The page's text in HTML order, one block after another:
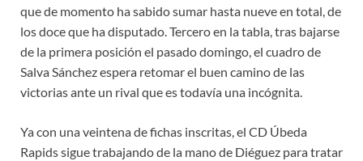
que de momento ha sabido sumar hasta nueve en total, de
los doce que ha disputado. Tercero en la tabla, tras bajarse
de la primera posición el pasado domingo, el cuadro de
Salva Sánchez espera retomar el buen camino de las
victorias ante un rival que es todavía una incógnita.
Ya con una veintena de fichas inscritas, el CD Úbeda
Rapids sigue trabajando de la mano de Diéguez para tratar